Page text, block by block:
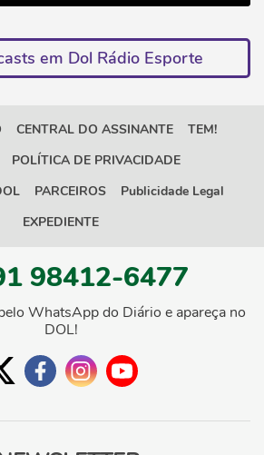
em Dol Rádio Esporte
CENTRAL DO ASSINANTE
TEM!
POLÍTICA DE PRIVACIDADE
PARCEIROS
Publicidade Legal
EXPEDIENTE
98412-6477
WhatsApp do Diário e apareça no
DOL!